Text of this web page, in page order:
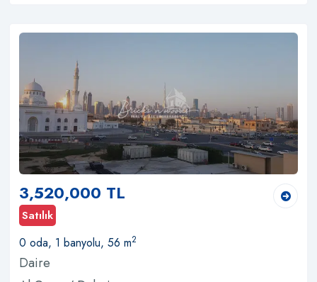
3,520,000 TL
Satılık
0 oda, 1 banyolu, 56 m2
Daire